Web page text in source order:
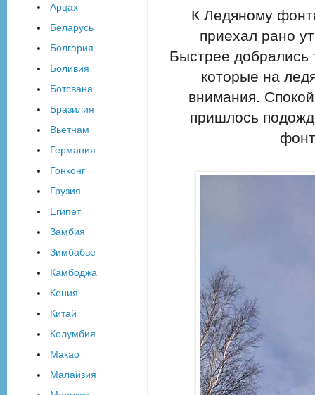
К Ледяному
приехал рано
Быстрее
которые на
внимания.
пришлось
Арцах
Беларусь
Болгария
Боливия
Ботсвана
Бразилия
Вьетнам
Германия
Гонконг
Грузия
Египет
Замбия
Зимбабве
Камбоджа
Кения
Китай
Колумбия
Макао
Малайзия